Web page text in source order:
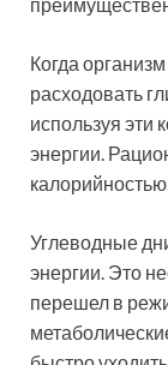
Когда
расходовать
используя эти
энергии.
Углеводные
энергии. Это
перешел в